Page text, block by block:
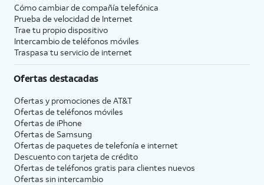
Cómo cambiar de compañía telefónica
Prueba de velocidad de Internet
Trae tu propio dispositivo
Intercambio de teléfonos móviles
Traspasa tu servicio de internet
Ofertas destacadas
Ofertas y promociones de AT&T
Ofertas de teléfonos móviles
Ofertas de iPhone
Ofertas de Samsung
Ofertas de paquetes de telefonía e internet
Descuento con tarjeta de crédito
Ofertas de teléfonos gratis para clientes nuevos
Ofertas sin intercambio